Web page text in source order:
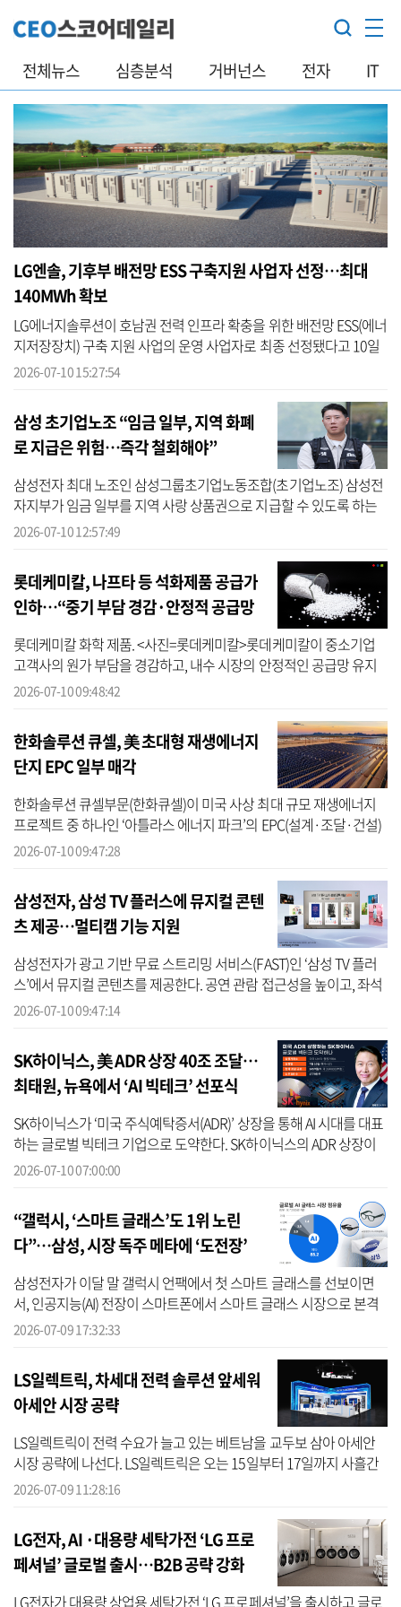
전체뉴스 심층분석 거버넌스 전자 IT
LG엔솔, 기후부 배전망 ESS 구축지원 사업자 선정…최대
140MWh 확보
LG에너지솔루션이 호남권 전력 인프라 확충을 위한 배전망 ESS(에너
지저장장치) 구축 지원 사업의 운영 사업자로 최종 선정됐다고 10일
밝혔다. LG에너지솔루션은 기후에너지환경부 주관 ‘2026년 AI 활용
2026-07-10 15:27:54
삼성 초기업노조 “임금 일부, 지역 화폐
로 지급은 위험…즉각 철회해야”
삼성전자 최대 노조인 삼성그룹초기업노동조합(초기업노조) 삼성전
자지부가 임금 일부를 지역 사랑 상품권으로 지급할 수 있도록 하는
근로기준법 개정안에 대해 반대의 목소리를 냈다. 초기업노조는 10
2026-07-10 12:57:49
롯데케미칼, 나프타 등 석화제품 공급가
인하…“중기 부담 경감·안정적 공급망
확보 차원”
롯데케미칼 화학 제품. <사진=롯데케미칼>롯데케미칼이 중소기업
고객사의 원가 부담을 경감하고, 내수 시장의 안정적인 공급망 유지
에 기여하기 위해 주요 제품의 공급가를 한시적으로 인하 조정하는
2026-07-10 09:48:42
한화솔루션 큐셀, 美 초대형 재생에너지
단지 EPC 일부 매각
한화솔루션 큐셀부문(한화큐셀)이 미국 사상 최대 규모 재생에너지
프로젝트 중 하나인 ‘아틀라스 에너지 파크’의 EPC(설계·조달·건설)
를 수행하고 이 중 일부 자산의 매각을 마무리했다고 10일 밝혔다. 아
2026-07-10 09:47:28
삼성전자, 삼성 TV 플러스에 뮤지컬 콘텐
츠 제공…멀티캠 기능 지원
삼성전자가 광고 기반 무료 스트리밍 서비스(FAST)인 ‘삼성 TV 플러
스’에서 뮤지컬 콘텐츠를 제공한다. 공연 관람 접근성을 높이고, 좌석
위치나 시청 환경에 따른 경험 차이를 줄이겠다는 취지다. 삼성전자
2026-07-10 09:47:14
SK하이닉스, 美 ADR 상장 40조 조달…
최태원, 뉴욕에서 ‘AI 빅테크’ 선포식
SK하이닉스가 ‘미국 주식예탁증서(ADR)’ 상장을 통해 AI 시대를 대표
하는 글로벌 빅테크 기업으로 도약한다. SK하이닉스의 ADR 상장이
마무리되면 약 40조원에 달하는 대규모 자금을 확보할 전망이다. 미
2026-07-10 07:00:00
“갤럭시, ‘스마트 글래스’도 1위 노린
다”…삼성, 시장 독주 메타에 ‘도전장’
삼성전자가 이달 말 갤럭시 언팩에서 첫 스마트 글래스를 선보이면
서, 인공지능(AI) 전장이 스마트폰에서 스마트 글래스 시장으로 본격
확대될 전망이다. 선두주자인 메타가 시장 점유율 80% 이상을 독식
2026-07-09 17:32:33
LS일렉트릭, 차세대 전력 솔루션 앞세워
아세안 시장 공략
LS일렉트릭이 전력 수요가 늘고 있는 베트남을 교두보 삼아 아세안
시장 공략에 나선다. LS일렉트릭은 오는 15일부터 17일까지 사흘간
베트남 호찌민시 사이공전시컨벤션센터(SECC)에서 열리는 ‘일렉스
2026-07-09 11:28:16
LG전자, AI ·대용량 세탁가전 ‘LG 프로
페셔널’ 글로벌 출시…B2B 공략 강화
LG전자가 대용량 상업용 세탁가전 ‘LG 프로페셔널’을 출시하고 글로